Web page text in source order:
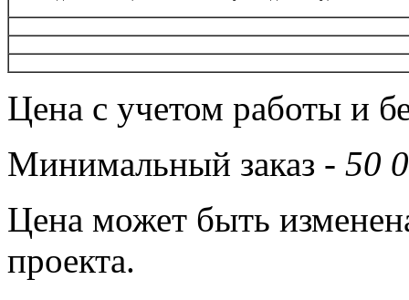
Цена с учетом работы и
Минимальный заказ - 50
Цена может быть
проекта.